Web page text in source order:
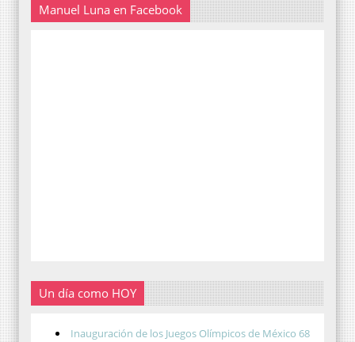
Manuel Luna en Facebook
Un día como HOY
Inauguración de los Juegos Olímpicos de México 68